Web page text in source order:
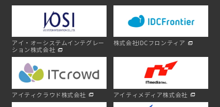
アイ・オーシステムインテグレー
ション株式会社
株式会社IDCフロンティア
アイティクラウド株式会社 アイティメディア株式会社